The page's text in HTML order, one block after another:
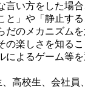
い方をした場
と」や「静止す
だのメカニズム
の楽しさを知る
によるゲーム等
高校生、会社員